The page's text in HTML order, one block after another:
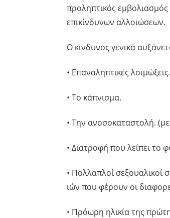
προληπτικός
επικίνδυνων αλλοιώσεων.
Ο κίνδυνος γενικά
• Επαναληπτικές λοιμώξεις.
• Το κάπνισμα.
• Την ανοσοκαταστολή.
• Διατροφή που λείπει το
• Πολλαπλοί σεξουαλικοί
ιών που φέρουν οι
• Πρόωρη ηλικία της